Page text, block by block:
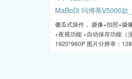
MaBoDi 玛博蒂V5000款
傻瓜式操作， 摄像+拍照+摄
+夜视功能 +自动保存功能（
1920*960P 图片分辨率：